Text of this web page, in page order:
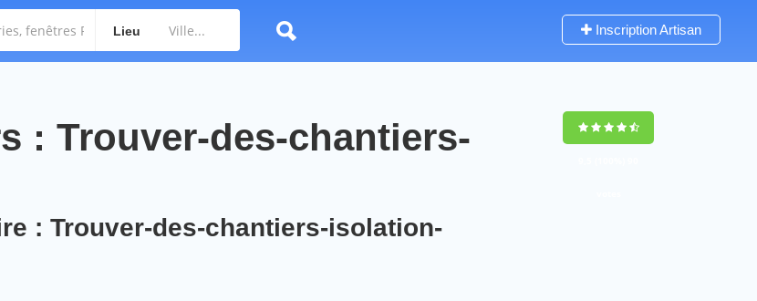
Lieu Inscription Artisan
: Trouver-des-chantiers-
: Trouver-des-chantiers-isolation-